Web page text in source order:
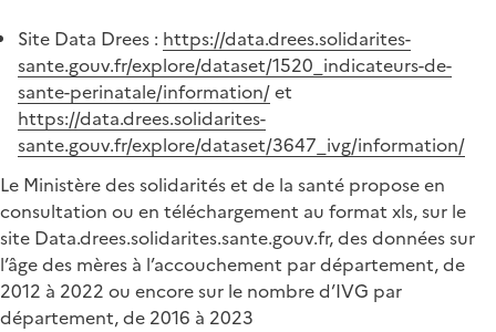
Site Data Drees : https://data.drees.solidarites-
sante.gouv.fr/explore/dataset/1520_indicateurs-de-
sante-perinatale/information/et
https://data.drees.solidarites-
sante.gouv.fr/explore/dataset/3647_ivg/information/
Le Ministère des solidarités et de la santé propose en
consultation ou en téléchargement au format xls, sur le
site Data.drees.solidarites.sante.gouv.fr, des données sur
l’âge des mères à l’accouchement par département, de
2012 à 2022 ou encore sur le nombre d’IVG par
département, de 2016 à 2023